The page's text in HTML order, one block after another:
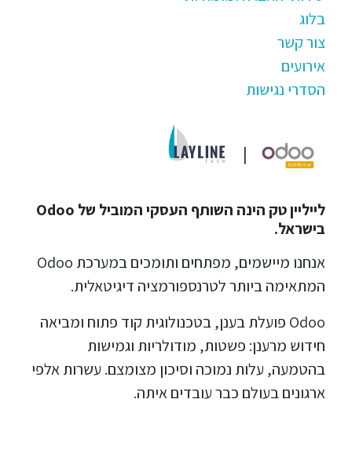
בלוג
צור קשר
אירועים
הסדרי נגישות
|
לייליין טק הינה השותף העסקי המוביל של Odoo
בישראל.
אנחנו מיישמים, מפתחים ותומכים במערכת Odoo
המתאימה ביותר לטרנספורמציה דיגיטאלית.
Odoo פועלת בענן, בטכנולוגית קוד פתוח ומביאה
חידוש מרענן: פשטות, מודולריות וגמישות
בהטמעה, עלות נמוכה וסיכון מצומצם. עשרות אלפי
ארגונים בעולם כבר עובדים איתה.